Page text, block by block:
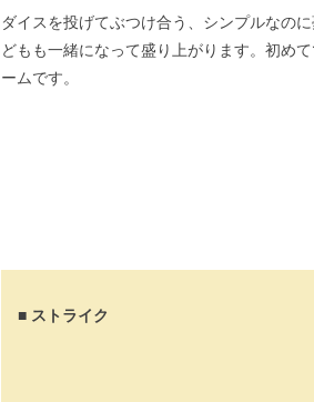
ダイスを投げてぶつけ合う、シンプルなの
どもも一緒になって盛り上がります。初め
ームです。
■ ストライク